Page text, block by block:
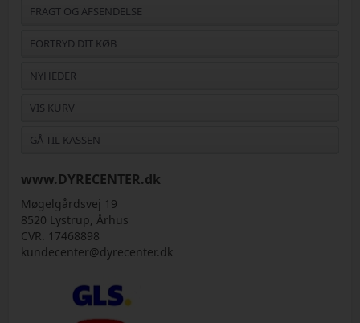
FRAGT OG AFSENDELSE
FORTRYD DIT KØB
NYHEDER
VIS KURV
GÅ TIL KASSEN
www.DYRECENTER.dk
Møgelgårdsvej 19
8520 Lystrup, Århus
CVR. 17468898
kundecenter@dyrecenter.dk